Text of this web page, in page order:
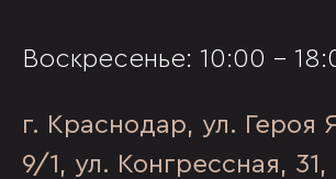
Воскресенье: 10:00 -
г. Краснодар, ул. Героя
9/1, ул. Конгрессная, 31,